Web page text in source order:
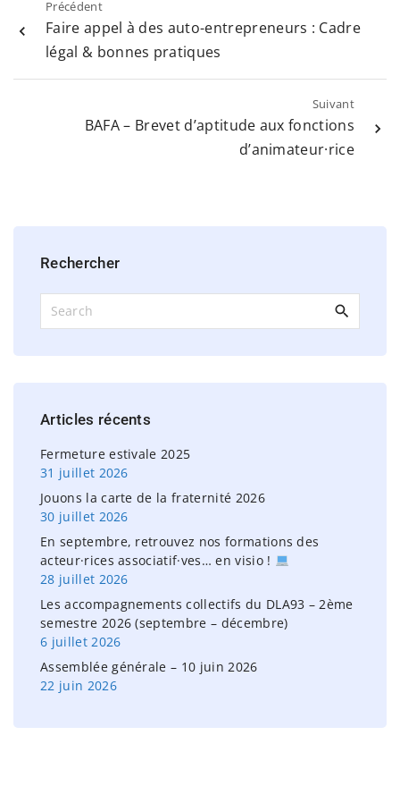
Précédent
Faire appel à des auto-entrepreneurs : Cadre
légal & bonnes pratiques
Suivant
BAFA – Brevet d’aptitude aux fonctions
d’animateur·rice
Rechercher
Articles récents
Fermeture estivale 2025
31 juillet 2026
Jouons la carte de la fraternité 2026
30 juillet 2026
En septembre, retrouvez nos formations des
acteur·rices associatif·ves… en visio !
28 juillet 2026
Les accompagnements collectifs du DLA93 – 2ème
semestre 2026 (septembre – décembre)
6 juillet 2026
Assemblée générale – 10 juin 2026
22 juin 2026